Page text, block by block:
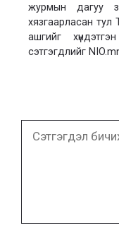
журмын дагуу
хязгаарласан
ашгийг
сэтгэгдлийг